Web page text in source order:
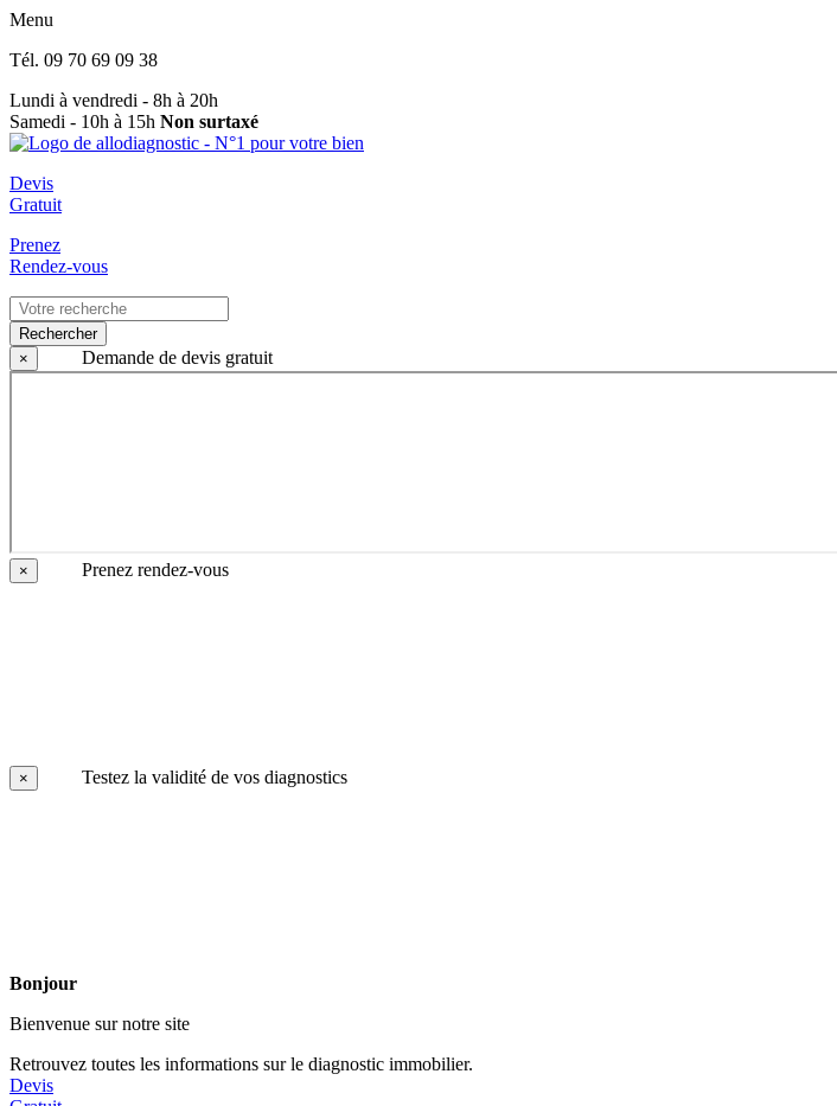
Menu
Tél. 09 70 69 09 38
Lundi à vendredi - 8h à 20h
Samedi - 10h à 15h Non surtaxé
Devis
Gratuit
Prenez
Rendez-vous
Rechercher
×
Demande de devis gratuit
× Prenez rendez-vous
× Testez la validité de vos diagnostics
Bonjour
Bienvenue sur notre site
Retrouvez toutes les informations sur le diagnostic immobilier.
Devis